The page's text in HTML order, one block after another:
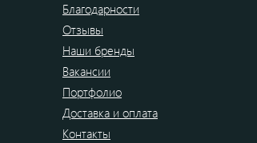
Благодарности
Отзывы
Наши бренды
Вакансии
Портфолио
Доставка и оплата
Контакты